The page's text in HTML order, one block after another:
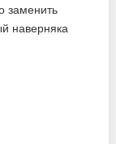
заменить
наверняка